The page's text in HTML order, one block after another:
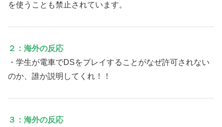
を使うことも禁止されています。
２：海外の反応
・学生が電車でDSをプレイすることがなぜ許可されない
のか、誰か説明してくれ！！
３：海外の反応